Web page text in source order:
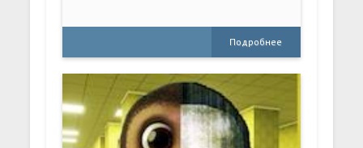
Подробнее